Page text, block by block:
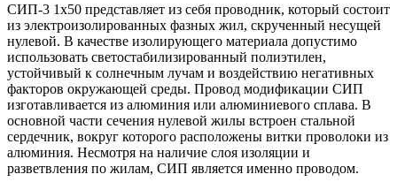
СИП-3 1х50 представляет из себя проводник, который состоит
из электроизолированных фазных жил, скрученный несущей
нулевой. В качестве изолирующего материала допустимо
использовать светостабилизированный полиэтилен,
устойчивый к солнечным лучам и воздействию негативных
факторов окружающей среды. Провод модификации СИП
изготавливается из алюминия или алюминиевого сплава. В
основной части сечения нулевой жилы встроен стальной
сердечник, вокруг которого расположены витки проволоки из
алюминия. Несмотря на наличие слоя изоляции и
разветвления по жилам, СИП является именно проводом.